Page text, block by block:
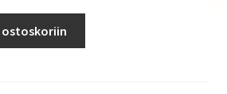
ostoskoriin